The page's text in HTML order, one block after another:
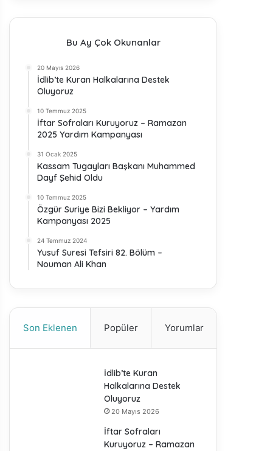
Bu Ay Çok Okunanlar
20 Mayıs 2026
İdlib’te Kuran Halkalarına Destek
Oluyoruz
10 Temmuz 2025
İftar Sofraları Kuruyoruz – Ramazan
2025 Yardım Kampanyası
31 Ocak 2025
Kassam Tugayları Başkanı Muhammed
Dayf Şehid Oldu
10 Temmuz 2025
Özgür Suriye Bizi Bekliyor – Yardım
Kampanyası 2025
24 Temmuz 2024
Yusuf Suresi Tefsiri 82. Bölüm –
Nouman Ali Khan
Son Eklenen Popüler Yorumlar
İdlib’te Kuran
Halkalarına Destek
Oluyoruz
20 Mayıs 2026
İftar Sofraları
Kuruyoruz – Ramazan